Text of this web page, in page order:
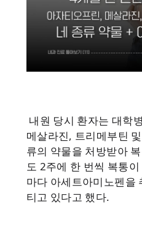
내원 당시 환자는 대학
메살라진, 트리메부틴
류의 약물을 처방받아
도 2주에 한 번씩 복통
마다 아세트아미노펜을
티고 있다고 했다.